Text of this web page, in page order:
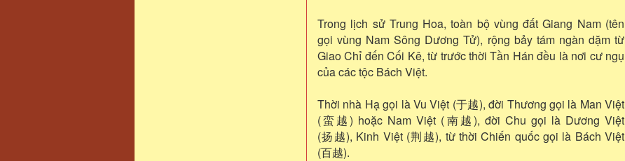
Trong lịch sử Trung Hoa, toàn bộ vùng đất Giang Nam (tên
gọi vùng Nam Sông Dương Tử), rộng bảy tám ngàn dặm từ
Giao Chỉ đến Cối Kê, từ trước thời Tần Hán đều là nơi cư ngụ
của các tộc Bách Việt.
Thời nhà Hạ gọi là Vu Việt (于越), đời Thương gọi là Man Việt
(蛮越) hoặc Nam Việt (南越), đời Chu gọi là Dương Việt
(扬越), Kinh Việt (荆越), từ thời Chiến quốc gọi là Bách Việt
(百越).